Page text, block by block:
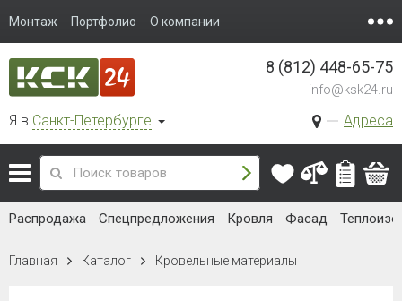
Монтаж Портфолио О компании
Я в Санкт-Петербурге Адреса
8 (812) 448-65-75
info@ksk24.ru
Распродажа Спецпредложения Кровля Фасад
Главная Каталог Кровельные материалы